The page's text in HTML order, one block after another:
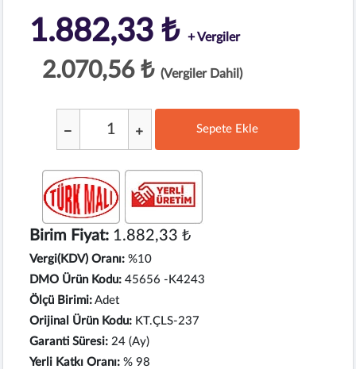
1.882,33 ₺ + Vergiler
2.070,56 ₺ (Vergiler Dahil)
Sepete Ekle
Birim Fiyat:1.882,33 ₺
Vergi(KDV) Oranı: %10
DMO Ürün Kodu: 45656 -K4243
Ölçü Birimi: Adet
Orijinal Ürün Kodu: KT.ÇLS-237
Garanti Süresi: 24 (Ay)
Yerli Katkı Oranı: % 98